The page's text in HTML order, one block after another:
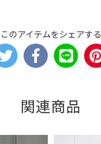
このアイテムをシェアする
関連商品